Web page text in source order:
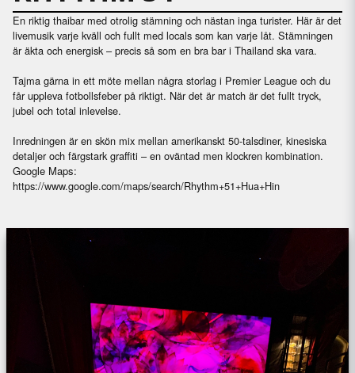
En riktig thaibar med otrolig stämning och nästan inga turister. Här är det
livemusik varje kväll och fullt med locals som kan varje låt. Stämningen
är äkta och energisk – precis så som en bra bar i Thailand ska vara.
Tajma gärna in ett möte mellan några storlag i Premier League och du
får uppleva fotbollsfeber på riktigt. När det är match är det fullt tryck,
jubel och total inlevelse.
Inredningen är en skön mix mellan amerikanskt 50-talsdiner, kinesiska
detaljer och färgstark graffiti – en oväntad men klockren kombination.
Google Maps:
https://www.google.com/maps/search/Rhythm+51+Hua+Hin